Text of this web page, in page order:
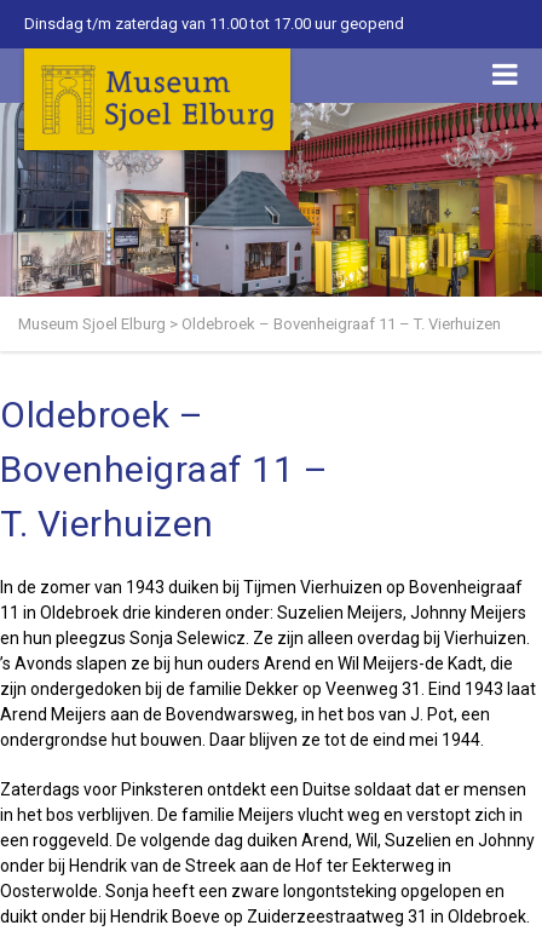
Dinsdag t/m zaterdag van 11.00 tot 17.00 uur geopend
Museum Sjoel Elburg > Oldebroek – Bovenheigraaf 11 – T. Vierhuizen
Oldebroek –
Bovenheigraaf 11 –
T. Vierhuizen
In de zomer van 1943 duiken bij Tijmen Vierhuizen op Bovenheigraaf
11 in Oldebroek drie kinderen onder: Suzelien Meijers, Johnny Meijers
en hun pleegzus Sonja Selewicz. Ze zijn alleen overdag bij Vierhuizen.
’s Avonds slapen ze bij hun ouders Arend en Wil Meijers-de Kadt, die
zijn ondergedoken bij de familie Dekker op Veenweg 31. Eind 1943 laat
Arend Meijers aan de Bovendwarsweg, in het bos van J. Pot, een
ondergrondse hut bouwen. Daar blijven ze tot de eind mei 1944.
Zaterdags voor Pinksteren ontdekt een Duitse soldaat dat er mensen
in het bos verblijven. De familie Meijers vlucht weg en verstopt zich in
een roggeveld. De volgende dag duiken Arend, Wil, Suzelien en Johnny
onder bij Hendrik van de Streek aan de Hof ter Eekterweg in
Oosterwolde. Sonja heeft een zware longontsteking opgelopen en
duikt onder bij Hendrik Boeve op Zuiderzeestraatweg 31 in Oldebroek.